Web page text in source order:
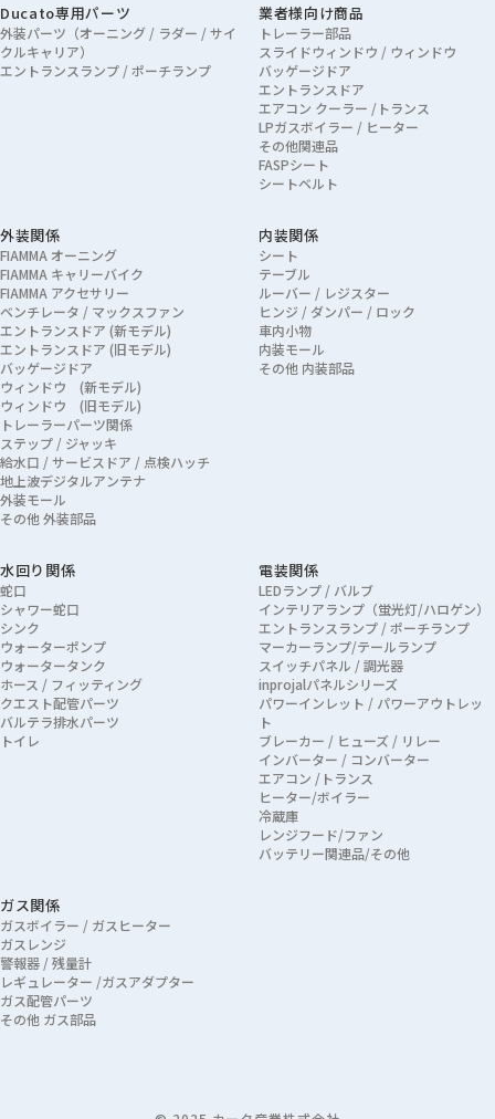
Ducato専用パーツ
外装パーツ（オーニング / ラダー / サイ
クルキャリア）
エントランスランプ / ポーチランプ
業者様向け商品
トレーラー部品
スライドウィンドウ / ウィンドウ
バッゲージドア
エントランスドア
エアコン クーラー /トランス
LPガスボイラー / ヒーター
その他関連品
FASPシート
シートベルト
外装関係
FIAMMA オーニング
FIAMMA キャリーバイク
FIAMMA アクセサリー
ベンチレータ / マックスファン
エントランスドア (新モデル)
エントランスドア (旧モデル)
バッゲージドア
ウィンドウ (新モデル)
ウィンドウ (旧モデル)
トレーラーパーツ関係
ステップ / ジャッキ
給水口 / サービスドア / 点検ハッチ
地上波デジタルアンテナ
外装モール
その他 外装部品
内装関係
シート
テーブル
ルーバー / レジスター
ヒンジ / ダンパー / ロック
車内小物
内装モール
その他 内装部品
水回り関係
蛇口
シャワー蛇口
シンク
ウォーターポンプ
ウォータータンク
ホース / フィッティング
クエスト配管パーツ
バルテラ排水パーツ
トイレ
電装関係
LEDランプ / バルブ
インテリアランプ（蛍光灯/ハロゲン）
エントランスランプ / ポーチランプ
マーカーランプ/テールランプ
スイッチパネル / 調光器
inprojalパネルシリーズ
パワーインレット / パワーアウトレッ
ト
ブレーカー / ヒューズ / リレー
インバーター / コンバーター
エアコン /トランス
ヒーター/ボイラー
冷蔵庫
レンジフード/ファン
バッテリー関連品/その他
ガス関係
ガスボイラー / ガスヒーター
ガスレンジ
警報器 / 残量計
レギュレーター /ガスアダプター
ガス配管パーツ
その他 ガス部品